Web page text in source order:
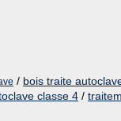
/ bois traite
classe 4 /